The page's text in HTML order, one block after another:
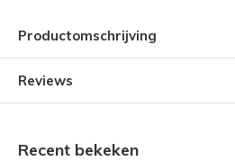
Productomschrijving
Reviews
Recent bekeken